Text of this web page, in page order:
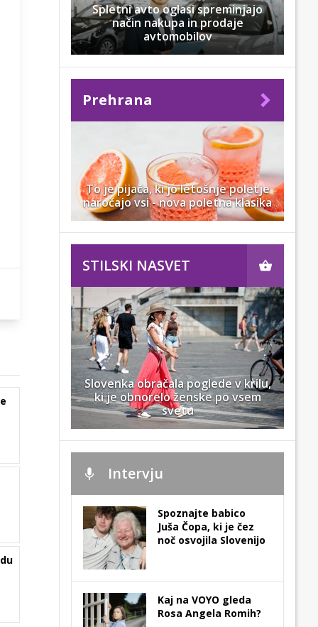
Spletni avto oglasi spreminjajo
način nakupa in prodaje
avtomobilov
Prehrana
To je pijača, ki jo letošnje poletje
naročajo vsi - nova poletna klasika
STILSKI NASVET
Slovenka obračala poglede v krilu,
ki je obnorelo ženske po vsem
svetu
Intervju
Spoznajte babico
Juša Čopa, ki je čez
noč osvojila Slovenijo
Kaj na VOYO gleda
Rosa Angela Romih?